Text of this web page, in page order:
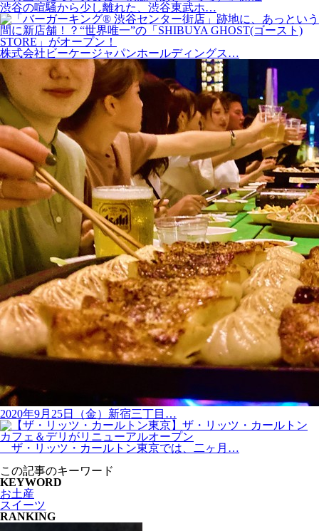
渋谷の喧騒から少し離れた、渋谷東武ホ…
株式会社ビーケージャパンホールディングス…
2020年9月25日（金）新宿三丁目…
ザ・リッツ・カールトン東京では、二ヶ月…
この記事のキーワード
KEYWORD
お土産
スイーツ
RANKING